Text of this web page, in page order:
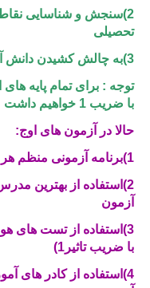
2)سنجش و شناسایی
تحصیلی
3)به چالش کشیدن دانش آموز به وسیله تست های هوش
با ضریب 1 خواهیم داشت
حالا در آزمون های اوج:
1)برنامه آزمونی منظم هر 16 روز یک آزمون
2)استفاده از بهترین
آزمون
3)استفاده از تست های
با ضریب تاثیر1)
4)استفاده از کادر های